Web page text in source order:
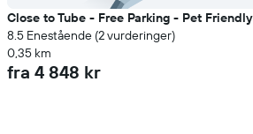
Close to Tube - Free Parking - Pet Friendly
8.5 Enestående (2 vurderinger)
0,35 km
fra 4 848 kr